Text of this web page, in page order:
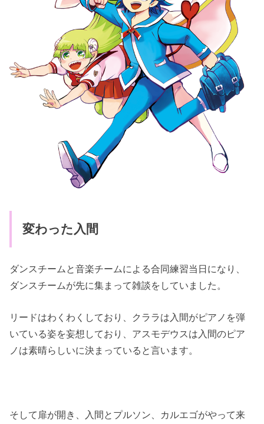
変わった入間
ダンスチームと音楽チームによる合同練習当日になり、
ダンスチームが先に集まって雑談をしていました。
リードはわくわくしており、クララは入間がピアノを弾
いている姿を妄想しており、アスモデウスは入間のピア
ノは素晴らしいに決まっていると言います。
そして扉が開き、入間とプルソン、カルエゴがやって来